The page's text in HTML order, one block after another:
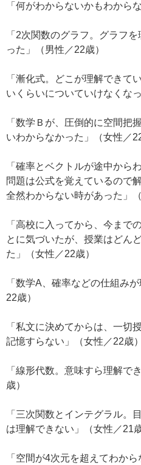
「何がわからないかもわから
「2次関数のグラフ。グラフ
った」（男性／22歳）
「漸化式。どこが理解できて
いくらいについていけなくな
「数学Ｂが、圧倒的に空間把
いわからなかった」（女性／22
「確率とベクトルが途中から
問題は公式を覚えているので
全然わからない時があった」
「高校に入ってから、今まで
とに気づいたが、授業はどん
た」（女性／22歳）
「数学A、確率などの仕組み
22歳）
「私文に決めてからは、一切
記憶すらない」（女性／22歳）
「線形代数。意味すら理解で
歳）
「三次関数とインテグラル。
は理解できない」（女性／21歳
「空間が4次元を超えてわか